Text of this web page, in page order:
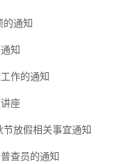
的通知
知
作的通知
座
放假相关事宜通知
查员的通知